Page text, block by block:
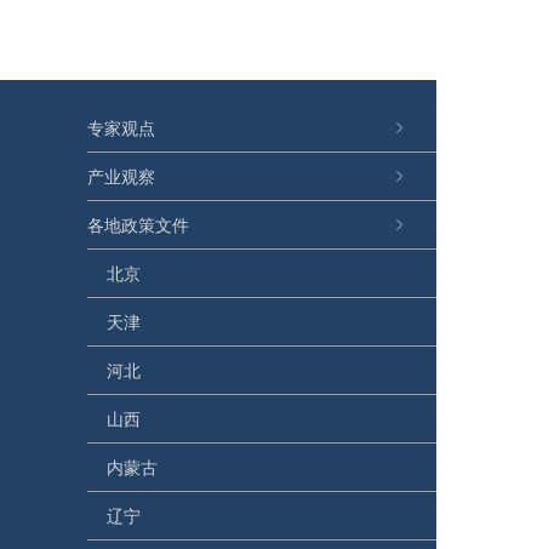
专家观点
产业观察
各地政策文件
北京
天津
河北
山西
内蒙古
辽宁